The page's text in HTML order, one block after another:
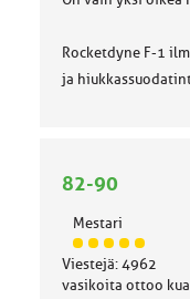
Rocketdyne F-1
ja
82-90
Mestari
J
ä
s
Viestejä: 4962
vasikoita ottoo